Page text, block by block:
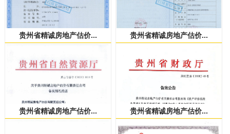
贵州省精诚房地产估价... 贵州省精诚房地产估价...
贵州省精诚房地产估价... 贵州省精诚房地产估价...